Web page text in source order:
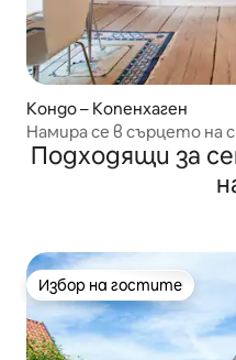
Кондо – Копенхаген
Намира се в сърцето на
Подходящи за
Избор на гостите
Избор на гостите